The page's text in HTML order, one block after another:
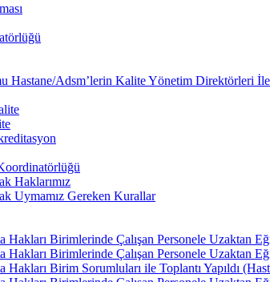
Hastane/Adsm’lerin Kalite Yönetim Direktörleri İle
Haklarımız
Uymamız Gereken Kurallar
Hakları Birimlerinde Çalışan Personele Uzaktan
Hakları Birimlerinde Çalışan Personele Uzaktan
Hakları Birim Sorumluları ile Toplantı Yapıldı